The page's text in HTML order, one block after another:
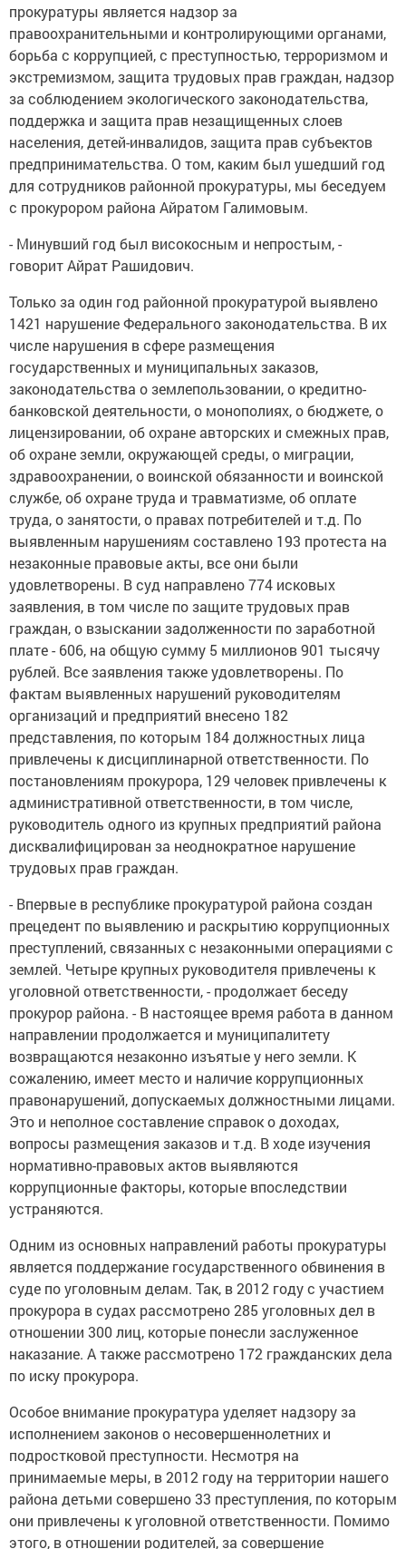
прокуратуры является надзор за
правоохранительными и контролирующими органами,
борьба с коррупцией, с преступностью, терроризмом и
экстремизмом, защита трудовых прав граждан, надзор
за соблюдением экологического законодательства,
поддержка и защита прав незащищенных слоев
населения, детей-инвалидов, защита прав субъектов
предпринимательства. О том, каким был ушедший год
для сотрудников районной прокуратуры, мы беседуем
с прокурором района Айратом Галимовым.
- Минувший год был високосным и непростым, -
говорит Айрат Рашидович.
Только за один год районной прокуратурой выявлено
1421 нарушение Федерального законодательства. В их
числе нарушения в сфере размещения
государственных и муниципальных заказов,
законодательства о землепользовании, о кредитно-
банковской деятельности, о монополиях, о бюджете, о
лицензировании, об охране авторских и смежных прав,
об охране земли, окружающей среды, о миграции,
здравоохранении, о воинской обязанности и воинской
службе, об охране труда и травматизме, об оплате
труда, о занятости, о правах потребителей и т.д. По
выявленным нарушениям составлено 193 протеста на
незаконные правовые акты, все они были
удовлетворены. В суд направлено 774 исковых
заявления, в том числе по защите трудовых прав
граждан, о взыскании задолженности по заработной
плате - 606, на общую сумму 5 миллионов 901 тысячу
рублей. Все заявления также удовлетворены. По
фактам выявленных нарушений руководителям
организаций и предприятий внесено 182
представления, по которым 184 должностных лица
привлечены к дисциплинарной ответственности. По
постановлениям прокурора, 129 человек привлечены к
административной ответственности, в том числе,
руководитель одного из крупных предприятий района
дисквалифицирован за неоднократное нарушение
трудовых прав граждан.
- Впервые в республике прокуратурой района создан
прецедент по выявлению и раскрытию коррупционных
преступлений, связанных с незаконными операциями с
землей. Четыре крупных руководителя привлечены к
уголовной ответственности, - продолжает беседу
прокурор района. - В настоящее время работа в данном
направлении продолжается и муниципалитету
возвращаются незаконно изъятые у него земли. К
сожалению, имеет место и наличие коррупционных
правонарушений, допускаемых должностными лицами.
Это и неполное составление справок о доходах,
вопросы размещения заказов и т.д. В ходе изучения
нормативно-правовых актов выявляются
коррупционные факторы, которые впоследствии
устраняются.
Одним из основных направлений работы прокуратуры
является поддержание государственного обвинения в
суде по уголовным делам. Так, в 2012 году с участием
прокурора в судах рассмотрено 285 уголовных дел в
отношении 300 лиц, которые понесли заслуженное
наказание. А также рассмотрено 172 гражданских дела
по иску прокурора.
Особое внимание прокуратура уделяет надзору за
исполнением законов о несовершеннолетних и
подростковой преступности. Несмотря на
принимаемые меры, в 2012 году на территории нашего
района детьми совершено 33 преступления, по которым
они привлечены к уголовной ответственности. Помимо
этого, в отношении родителей, за совершение